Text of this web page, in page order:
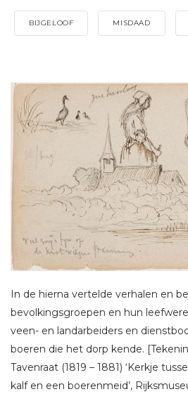
BIJGELOOF MISDAAD
In de hierna vertelde verhalen en
bevolkingsgroepen en hun
veen- en landarbeiders en
boeren die het dorp kende.
Tavenraat (1819 – 1881) ‘Kerkje
kalf en een boerenmeid’,